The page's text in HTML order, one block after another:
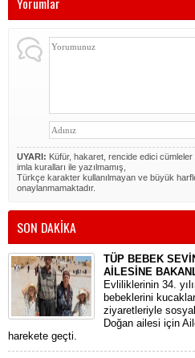
UYARI: Küfür, hakaret, rencide edici cümleler
imla kuralları ile yazılmamış,
Türkçe karakter kullanılmayan ve büyük
onaylanmamaktadır.
SON DAKİKA
TÜP BEBEK
AİLESİNE
​Evliliklerinin 34.
bebeklerini
ziyaretleriyle
Doğan ailesi için
harekete geçti.